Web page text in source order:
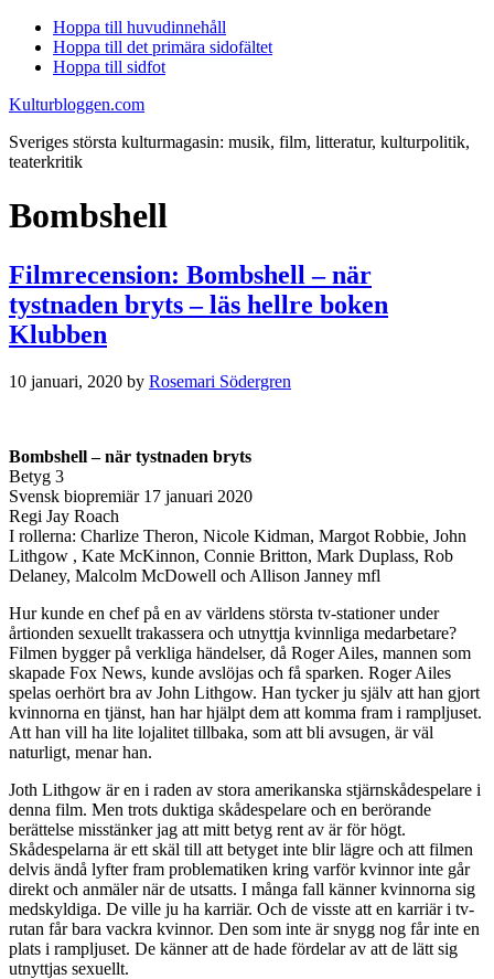
Hoppa till huvudinnehåll
Hoppa till det primära sidofältet
Hoppa till sidfot
Kulturbloggen.com
Sveriges största kulturmagasin: musik, film, litteratur, kulturpolitik,
teaterkritik
Bombshell
Filmrecension: Bombshell – när
tystnaden bryts – läs hellre boken
Klubben
10 januari, 2020 by Rosemari Södergren
Bombshell – när tystnaden bryts
Betyg 3
Svensk biopremiär 17 januari 2020
Regi Jay Roach
I rollerna: Charlize Theron, Nicole Kidman, Margot Robbie, John
Lithgow , Kate McKinnon, Connie Britton, Mark Duplass, Rob
Delaney, Malcolm McDowell och Allison Janney mfl
Hur kunde en chef på en av världens största tv-stationer under
årtionden sexuellt trakassera och utnyttja kvinnliga medarbetare?
Filmen bygger på verkliga händelser, då Roger Ailes, mannen som
skapade Fox News, kunde avslöjas och få sparken. Roger Ailes
spelas oerhört bra av John Lithgow. Han tycker ju själv att han gjort
kvinnorna en tjänst, han har hjälpt dem att komma fram i rampljuset.
Att han vill ha lite lojalitet tillbaka, som att bli avsugen, är väl
naturligt, menar han.
Joth Lithgow är en i raden av stora amerikanska stjärnskådespelare i
denna film. Men trots duktiga skådespelare och en berörande
berättelse misstänker jag att mitt betyg rent av är för högt.
Skådespelarna är ett skäl till att betyget inte blir lägre och att filmen
delvis ändå lyfter fram problematiken kring varför kvinnor inte går
direkt och anmäler när de utsatts. I många fall känner kvinnorna sig
medskyldiga. De ville ju ha karriär. Och de visste att en karriär i tv-
rutan får bara vackra kvinnor. Den som inte är snygg nog får inte en
plats i rampljuset. De känner att de hade fördelar av att de lätt sig
utnyttjas sexuellt.